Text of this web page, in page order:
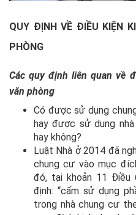
QUY ĐỊNH VỀ ĐIỀU KIỆN
PHÒNG
Các quy định liên quan về
văn phòng
Có được sử dụng
hay được sử dụng
hay không?
Luật Nhà ở 2014 đã
chung cư vào mục
đó, tại khoản 11 Điều
định: “cấm sử dụng
trong nhà chung cư